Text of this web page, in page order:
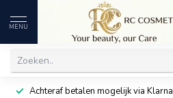
MENU
Achteraf betalen mogelijk via Klarna